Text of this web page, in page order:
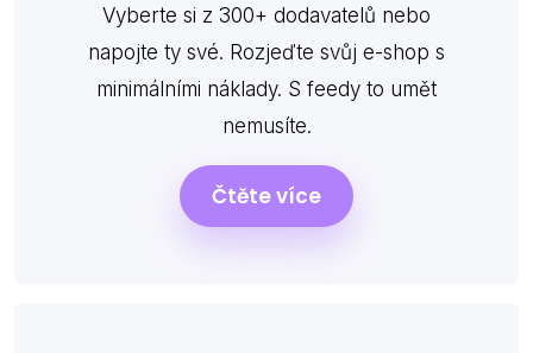
Vyberte si z 300+ dodavatelů nebo
napojte ty své. Rozjeďte svůj e-shop s
minimálními náklady. S feedy to umět
nemusíte.
Čtěte více